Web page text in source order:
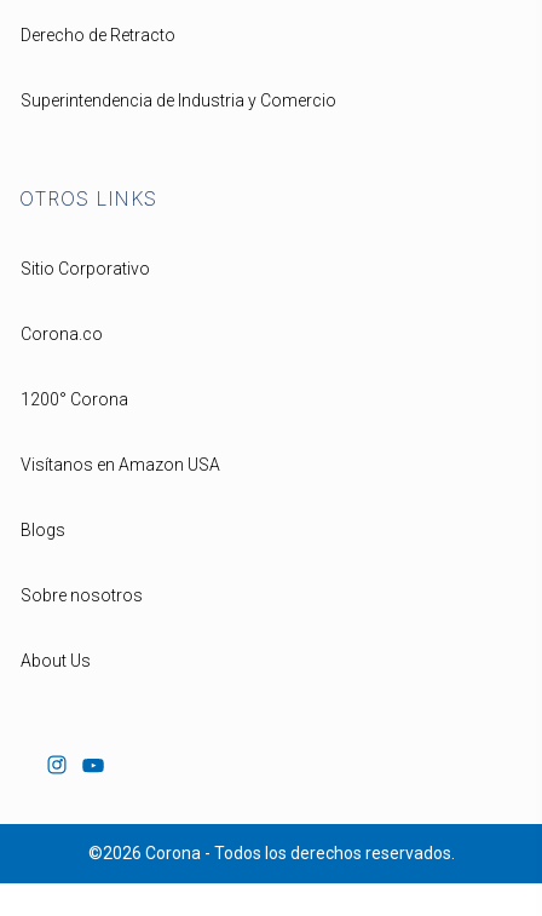
Derecho de Retracto
Superintendencia de Industria y Comercio
OTROS LINKS
Sitio Corporativo
Corona.co
1200° Corona
Visítanos en Amazon USA
Blogs
Sobre nosotros
About Us
©2026 Corona - Todos los derechos reservados.